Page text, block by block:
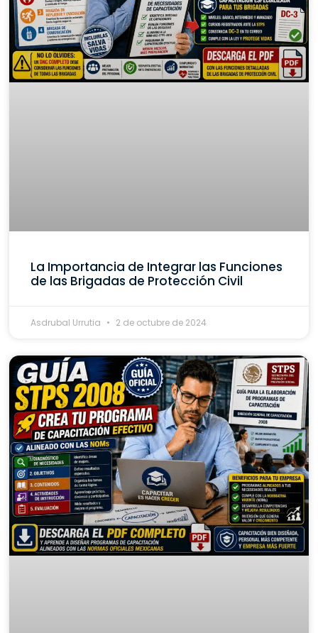
La Importancia de Integrar las Funciones
de las Brigadas de Protección Civil
Asdrubal Urrutia 2 de octubre de 2024